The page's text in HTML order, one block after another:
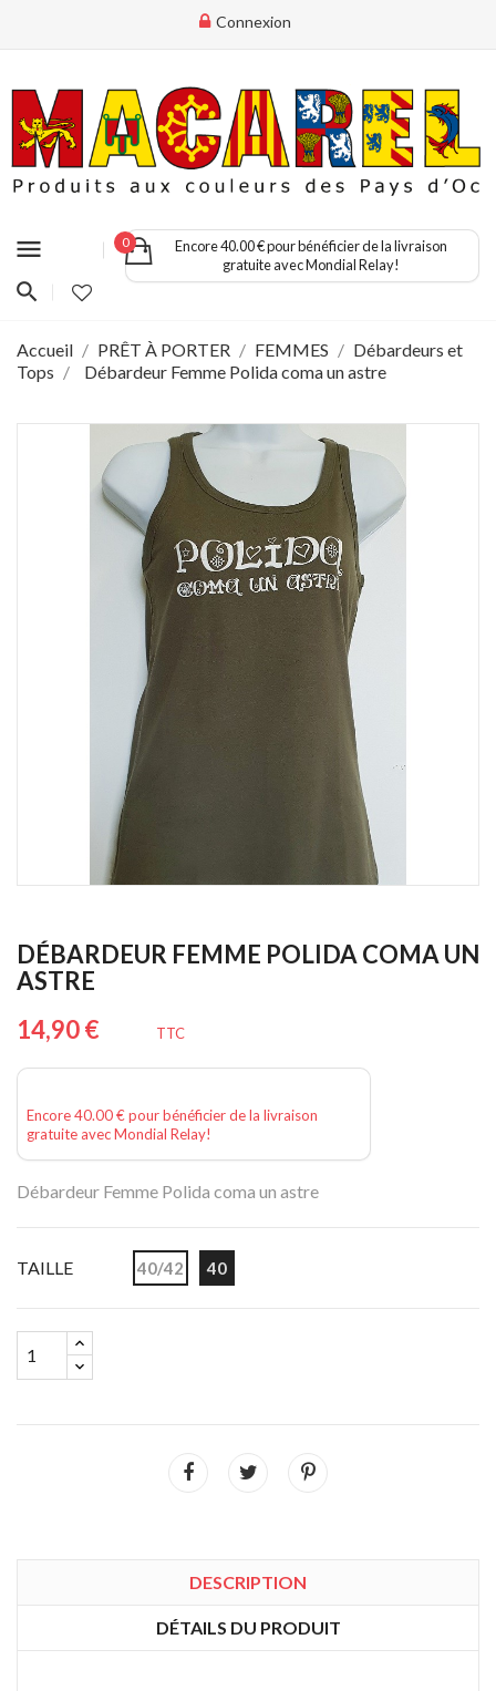
Connexion
menu 0
Encore 40.00 € pour bénéficier de la livraison
gratuite avec Mondial Relay!
Accueil PRÊT À PORTER FEMMES
Débardeurs et
Tops
Débardeur Femme Polida coma un astre
DÉBARDEUR FEMME POLIDA COMA UN
ASTRE
14,90 €
TTC
Encore 40.00 € pour bénéficier de la livraison
gratuite avec Mondial Relay!
Débardeur Femme Polida coma un astre
TAILLE 40/42 40
DESCRIPTION
DÉTAILS DU PRODUIT